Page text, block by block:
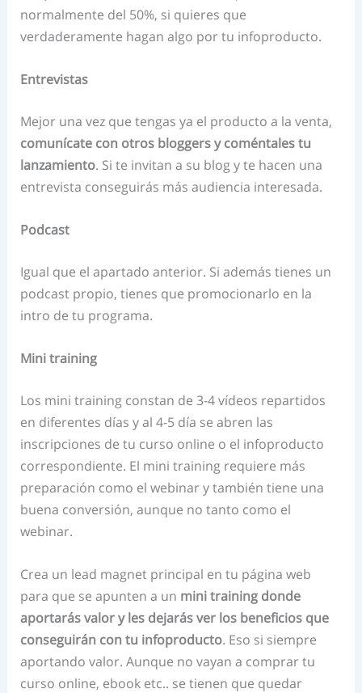
normalmente del 50%, si quieres que
verdaderamente hagan algo por tu infoproducto.
Entrevistas
Mejor una vez que tengas ya el producto a la venta,
comunícate con otros bloggers y coméntales tu
lanzamiento. Si te invitan a su blog y te hacen una
entrevista conseguirás más audiencia interesada.
Podcast
Igual que el apartado anterior. Si además tienes un
podcast propio, tienes que promocionarlo en la
intro de tu programa.
Mini training
Los mini training constan de 3-4 vídeos repartidos
en diferentes días y al 4-5 día se abren las
inscripciones de tu curso online o el infoproducto
correspondiente. El mini training requiere más
preparación como el webinar y también tiene una
buena conversión, aunque no tanto como el
webinar.
Crea un lead magnet principal en tu página web
para que se apunten a un mini training donde
aportarás valor y les dejarás ver los beneficios que
conseguirán con tu infoproducto. Eso si siempre
aportando valor. Aunque no vayan a comprar tu
curso online, ebook etc.. se tienen que quedar